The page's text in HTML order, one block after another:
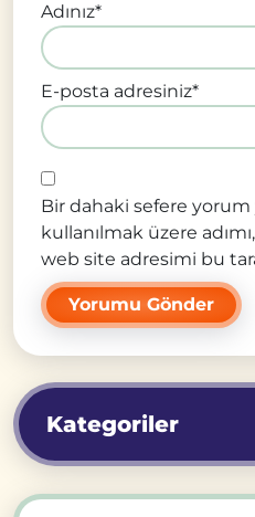
Adınız*
E-posta adresiniz*
Bir dahaki sefere yorum
kullanılmak üzere
web site adresimi bu
Kategoriler